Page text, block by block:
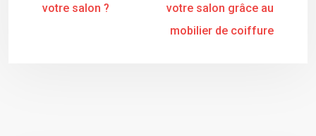
votre salon ?
votre salon grâce au
mobilier de coiffure